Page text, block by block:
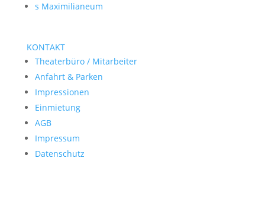
s Maximilianeum
KONTAKT
Theaterbüro / Mitarbeiter
Anfahrt & Parken
Impressionen
Einmietung
AGB
Impressum
Datenschutz